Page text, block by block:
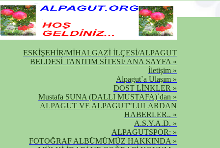
ESKİŞEHİR/MİHALGAZİ İLÇESİ/ALPAGUT
BELDESİ TANITIM SİTESİ/ ANA SAYFA »
İletişim »
Alpagut`a Ulaşım »
DOST LİNKLER »
Mustafa SUNA (DALLI MUSTAFA)`dan »
ALPAGUT VE ALPAGUT"LULARDAN
HABERLER.. »
A.S.Y.A.D. »
ALPAGUTSPOR: »
FOTOĞRAF ALBÜMÜMÜZ HAKKINDA »